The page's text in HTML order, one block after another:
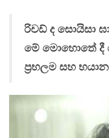
රිචඩ් ද සොයිසා
මේ මොහොතේ දී
ප්‍රභලම සහ